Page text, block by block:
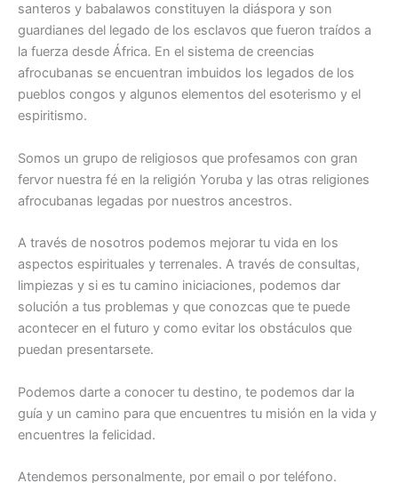
santeros y babalawos constituyen la diáspora y son
guardianes del legado de los esclavos que fueron traídos a
la fuerza desde África. En el sistema de creencias
afrocubanas se encuentran imbuidos los legados de los
pueblos congos y algunos elementos del esoterismo y el
espiritismo.
Somos un grupo de religiosos que profesamos con gran
fervor nuestra fé en la religión Yoruba y las otras religiones
afrocubanas legadas por nuestros ancestros.
A través de nosotros podemos mejorar tu vida en los
aspectos espirituales y terrenales. A través de consultas,
limpiezas y si es tu camino iniciaciones, podemos dar
solución a tus problemas y que conozcas que te puede
acontecer en el futuro y como evitar los obstáculos que
puedan presentarsete.
Podemos darte a conocer tu destino, te podemos dar la
guía y un camino para que encuentres tu misión en la vida y
encuentres la felicidad.
Atendemos personalmente, por email o por teléfono.